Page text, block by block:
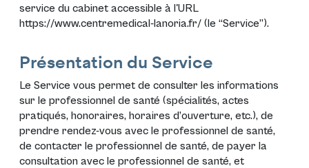
service du cabinet accessible à l'URL
https://www.centremedical-lanoria.fr/ (le “Service”).
Présentation du Service
Le Service vous permet de consulter les informations
sur le professionnel de santé (spécialités, actes
pratiqués, honoraires, horaires d’ouverture, etc.), de
prendre rendez-vous avec le professionnel de santé,
de contacter le professionnel de santé, de payer la
consultation avec le professionnel de santé, et